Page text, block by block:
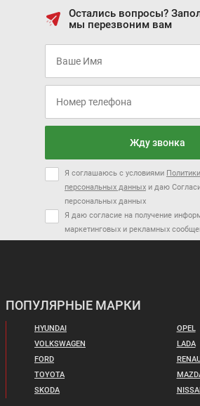
Остались вопросы?
мы перезвоним вам
Жду звонка
Я соглашаюсь с условиями
персональных данных и даю
персональных данных
Я даю согласие на получение
маркетинговых и рекламных
ПОПУЛЯРНЫЕ МАРКИ
HYUNDAI
VOLKSWAGEN
FORD
TOYOTA
SKODA
OPEL
LADA